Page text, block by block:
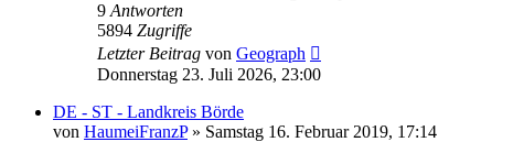
9 Antworten
5894 Zugriffe
Letzter Beitrag von Geograph
Donnerstag 23. Juli 2026, 23:00
DE - ST - Landkreis Börde
von HaumeiFranzP» Samstag 16. Februar 2019, 17:14